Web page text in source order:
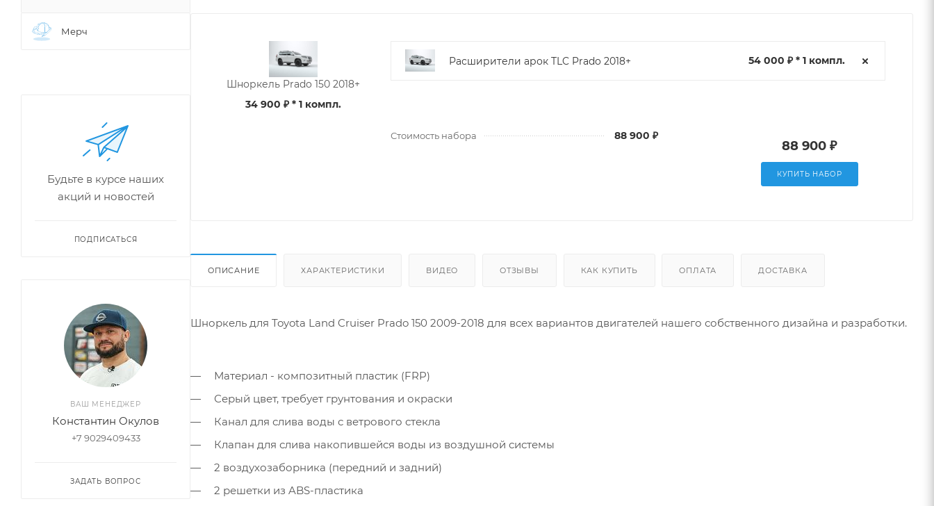
Шноркель Prado 150 2018+
34 900 ₽ * 1 компл.
Расширители арок TLC Prado 2018+ 54 000 ₽ * 1 компл.
Стоимость набора 88 900 ₽
88 900 ₽
КУПИТЬ НАБОР
ОПИСАНИЕ ХАРАКТЕРИСТИКИ ВИДЕО ОТЗЫВЫ КАК КУПИТЬ ОПЛАТА ДОСТАВКА
Шноркель для Toyota Land Cruiser Prado 150 2009-2018 для всех вариантов двигателей нашего собственного дизайна и разработки.
Материал - композитный пластик (FRP)
Серый цвет, требует грунтования и окраски
Канал для слива воды с ветрового стекла
Клапан для слива накопившейся воды из воздушной системы
2 воздухозаборника (передний и задний)
2 решетки из ABS-пластика
Мерч
Будьте в курсе наших
акций и новостей
ПОДПИСАТЬСЯ
ВАШ МЕНЕДЖЕР
Константин Окулов
+7 9029409433
ЗАДАТЬ ВОПРОС